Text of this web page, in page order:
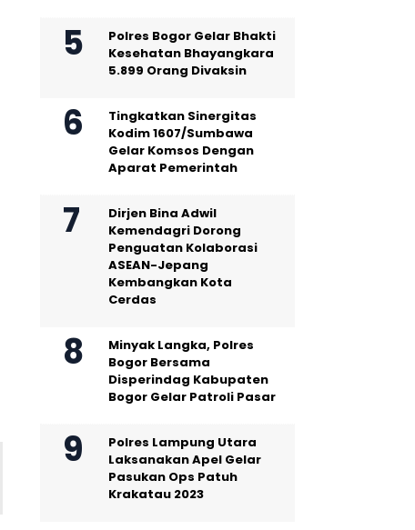
Polres Bogor Gelar Bhakti
Kesehatan Bhayangkara
5.899 Orang Divaksin
Tingkatkan Sinergitas
Kodim 1607/Sumbawa
Gelar Komsos Dengan
Aparat Pemerintah
Dirjen Bina Adwil
Kemendagri Dorong
Penguatan Kolaborasi
ASEAN-Jepang
Kembangkan Kota
Cerdas
Minyak Langka, Polres
Bogor Bersama
Disperindag Kabupaten
Bogor Gelar Patroli Pasar
Polres Lampung Utara
Laksanakan Apel Gelar
Pasukan Ops Patuh
Krakatau 2023